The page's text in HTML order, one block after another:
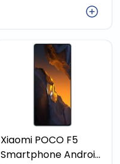
Xiaomi POCO F5
Smartphone Android